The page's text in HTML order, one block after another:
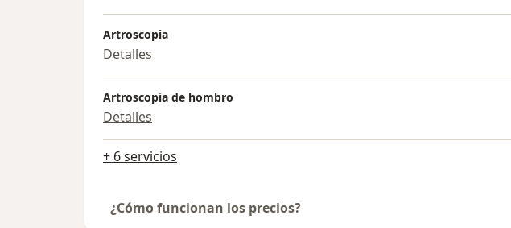
Artroscopia
Detalles
Artroscopia de hombro
Detalles
+ 6 servicios
¿Cómo funcionan los precios?